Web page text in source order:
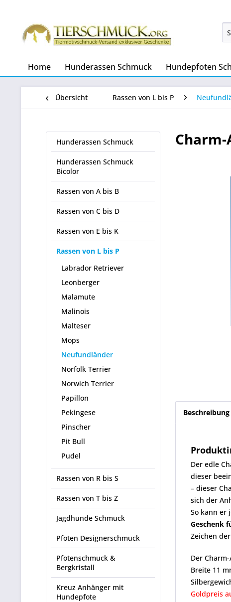
Home Hunderassen Schmuck Hundepfoten
Übersicht Rassen von L bis P
Hunderassen Schmuck
Hunderassen Schmuck
Bicolor
Rassen von A bis B
Rassen von C bis D
Rassen von E bis K
Rassen von L bis P
Labrador Retriever
Leonberger
Malamute
Malinois
Malteser
Mops
Neufundländer
Norfolk Terrier
Norwich Terrier
Papillon
Pekingese
Pinscher
Pit Bull
Pudel
Rassen von R bis S
Rassen von T bis Z
Jagdhunde Schmuck
Pfoten Designerschmuck
Pfotenschmuck &
Bergkristall
Kreuz Anhänger mit
Hundepfote
Beschreibung
Der edle
dieser
– dieser
sich der
So kann er
Geschenk
Zeichen der
Der
Breite 11
Goldpreis